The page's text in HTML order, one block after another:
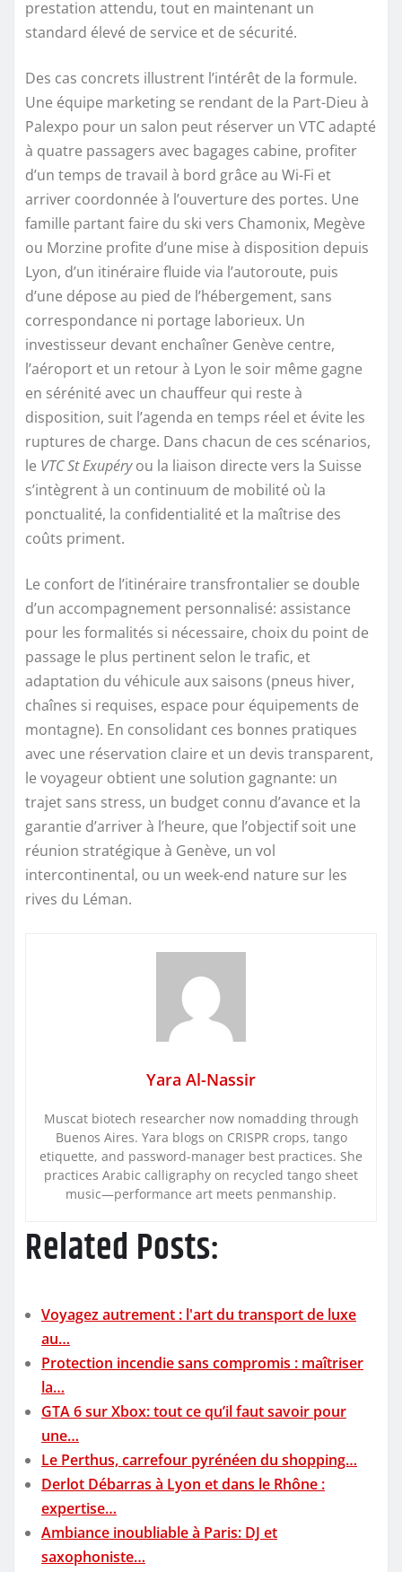
prestation attendu, tout en maintenant un
standard élevé de service et de sécurité.
Des cas concrets illustrent l’intérêt de la formule.
Une équipe marketing se rendant de la Part-Dieu à
Palexpo pour un salon peut réserver un VTC adapté
à quatre passagers avec bagages cabine, profiter
d’un temps de travail à bord grâce au Wi-Fi et
arriver coordonnée à l’ouverture des portes. Une
famille partant faire du ski vers Chamonix, Megève
ou Morzine profite d’une mise à disposition depuis
Lyon, d’un itinéraire fluide via l’autoroute, puis
d’une dépose au pied de l’hébergement, sans
correspondance ni portage laborieux. Un
investisseur devant enchaîner Genève centre,
l’aéroport et un retour à Lyon le soir même gagne
en sérénité avec un chauffeur qui reste à
disposition, suit l’agenda en temps réel et évite les
ruptures de charge. Dans chacun de ces scénarios,
le VTC St Exupéryou la liaison directe vers la Suisse
s’intègrent à un continuum de mobilité où la
ponctualité, la confidentialité et la maîtrise des
coûts priment.
Le confort de l’itinéraire transfrontalier se double
d’un accompagnement personnalisé: assistance
pour les formalités si nécessaire, choix du point de
passage le plus pertinent selon le trafic, et
adaptation du véhicule aux saisons (pneus hiver,
chaînes si requises, espace pour équipements de
montagne). En consolidant ces bonnes pratiques
avec une réservation claire et un devis transparent,
le voyageur obtient une solution gagnante: un
trajet sans stress, un budget connu d’avance et la
garantie d’arriver à l’heure, que l’objectif soit une
réunion stratégique à Genève, un vol
intercontinental, ou un week-end nature sur les
rives du Léman.
Yara Al-Nassir
Muscat biotech researcher now nomadding through
Buenos Aires. Yara blogs on CRISPR crops, tango
etiquette, and password-manager best practices. She
practices Arabic calligraphy on recycled tango sheet
music—performance art meets penmanship.
Related Posts:
Voyagez autrement : l'art du transport de luxe
au…
Protection incendie sans compromis : maîtriser
la…
GTA 6 sur Xbox: tout ce qu’il faut savoir pour
une…
Le Perthus, carrefour pyrénéen du shopping…
Derlot Débarras à Lyon et dans le Rhône :
expertise…
Ambiance inoubliable à Paris: DJ et
saxophoniste…